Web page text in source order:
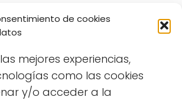
de cookies
mejores experiencias,
como las cookies
y/o acceder a la